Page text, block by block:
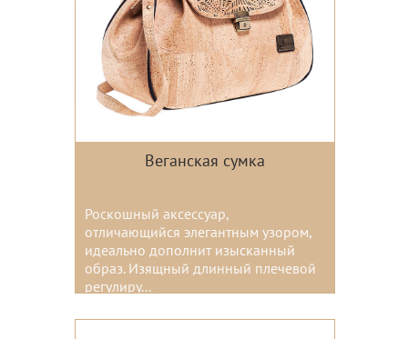
Веганская сумка
Роскошный аксессуар,
отличающийся элегантным узором,
идеально дополнит изысканный
образ. Изящный длинный плечевой
регулиру...
Цвета: